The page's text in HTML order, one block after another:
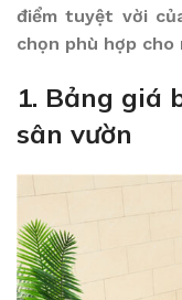
điểm tuyệt vời
chọn phù hợp cho
1. Bảng giá
sân vườn